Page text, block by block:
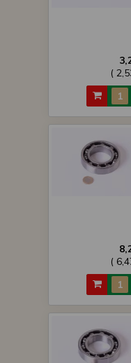
(
(